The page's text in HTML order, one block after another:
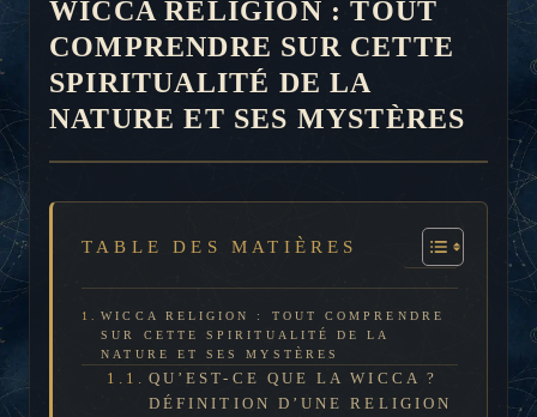
WICCA RELIGION : TOUT
COMPRENDRE SUR CETTE
SPIRITUALITÉ DE LA
NATURE ET SES MYSTÈRES
TABLE DES MATIÈRES
WICCA RELIGION : TOUT COMPRENDRE
SUR CETTE SPIRITUALITÉ DE LA
NATURE ET SES MYSTÈRES
QU’EST-CE QUE LA WICCA ?
DÉFINITION D’UNE RELIGION